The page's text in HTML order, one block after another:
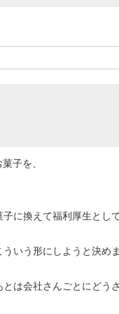
子を、
に換えて福利厚生とし
いう形にしようと決めま
は会社さんごとにどう